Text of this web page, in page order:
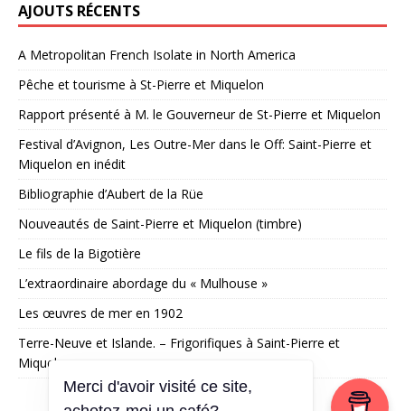
AJOUTS RÉCENTS
A Metropolitan French Isolate in North America
Pêche et tourisme à St-Pierre et Miquelon
Rapport présenté à M. le Gouverneur de St-Pierre et Miquelon
Festival d’Avignon, Les Outre-Mer dans le Off: Saint-Pierre et
Miquelon en inédit
Bibliographie d’Aubert de la Rüe
Nouveautés de Saint-Pierre et Miquelon (timbre)
Le fils de la Bigotière
L’extraordinaire abordage du « Mulhouse »
Les œuvres de mer en 1902
Terre-Neuve et Islande. – Frigorifiques à Saint-Pierre et
Miquelon
Merci d'avoir visité ce site,